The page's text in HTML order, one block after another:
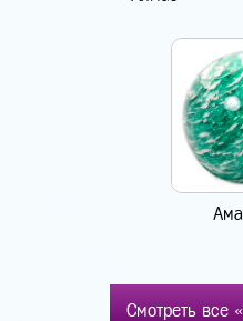
Смотреть все